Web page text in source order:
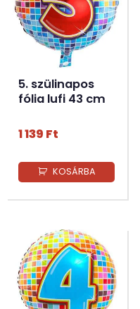
5. szülinapos
fólia lufi 43 cm
1 139 Ft
KOSÁRBA